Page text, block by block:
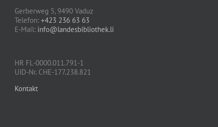
Gerberweg 5, 9490 Vaduz
Telefon: +423 236 63 63
E-Mail: info@landesbibliothek.li
HR FL-0000.011.791-1
UID-Nr. CHE-177.238.821
Kontakt